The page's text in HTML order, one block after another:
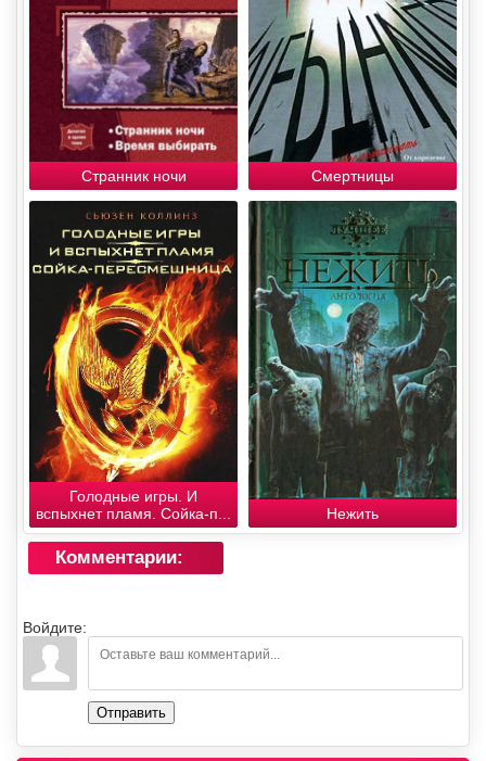
Cтранник ночи Смертницы
Голодные игры. И
вспыхнет пламя. Сойка-п...
Нежить
Комментарии:
Войдите:
Отправить